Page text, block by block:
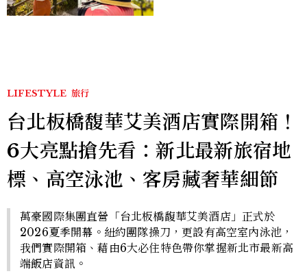
LIFESTYLE 旅行
台北板橋馥華艾美酒店實際開箱！
6大亮點搶先看：新北最新旅宿地
標、高空泳池、客房藏奢華細節
萬豪國際集團直營「台北板橋馥華艾美酒店」正式於
2026夏季開幕。紐約團隊操刀，更設有高空室內泳池，
我們實際開箱、藉由6大必住特色帶你掌握新北市最新高
端飯店資訊。